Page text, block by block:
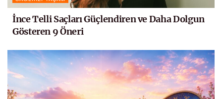
İnce Telli Saçları Güçlendiren ve Daha Dolgun
Gösteren 9 Öneri